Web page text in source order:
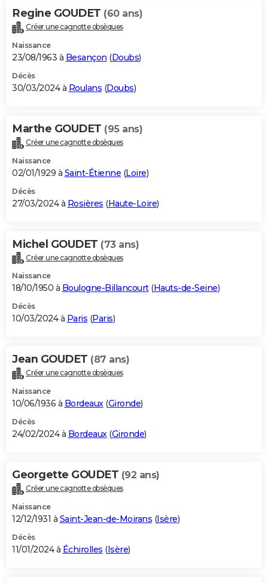
Regine GOUDET (60 ans)
Créer une cagnotte obsèques
Naissance
23/08/1963 à Besançon (Doubs)
Décès
30/03/2024 à Roulans (Doubs)
Marthe GOUDET (95 ans)
Créer une cagnotte obsèques
Naissance
02/01/1929 à Saint-Étienne (Loire)
Décès
27/03/2024 à Rosières (Haute-Loire)
Michel GOUDET (73 ans)
Créer une cagnotte obsèques
Naissance
18/10/1950 à Boulogne-Billancourt(Hauts-de-Seine)
Décès
10/03/2024 à Paris (Paris)
Jean GOUDET (87 ans)
Créer une cagnotte obsèques
Naissance
10/06/1936 à Bordeaux(Gironde)
Décès
24/02/2024 à Bordeaux(Gironde)
Georgette GOUDET (92 ans)
Créer une cagnotte obsèques
Naissance
12/12/1931 à Saint-Jean-de-Moirans (Isère)
Décès
11/01/2024 à Échirolles (Isère)